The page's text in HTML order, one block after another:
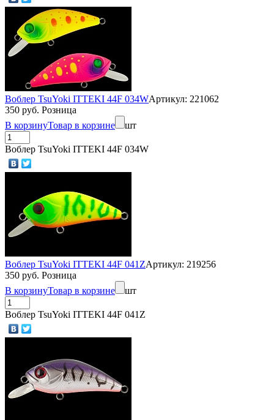
Воблер TsuYoki ITTEKI 44F 034WАртикул: 221062
350 руб. Розница
В корзинуТовар в корзине шт
Воблер TsuYoki ITTEKI 44F 034W
Воблер TsuYoki ITTEKI 44F 041ZАртикул: 219256
350 руб. Розница
В корзинуТовар в корзине шт
Воблер TsuYoki ITTEKI 44F 041Z